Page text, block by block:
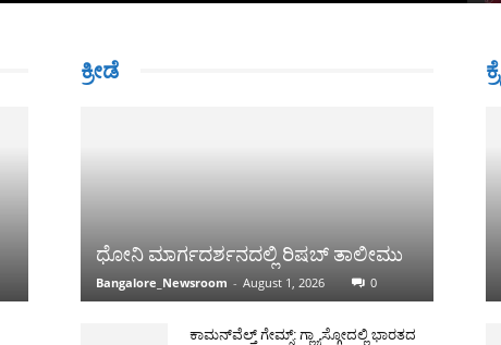
ಕ್ರೀಡೆ
ಧೋನಿ ಮಾರ್ಗದರ್ಶನದಲ್ಲಿ ರಿಷಬ್ ತಾಲೀಮು
Bangalore_Newsroom - August 1, 2026 0
ಕಾಮನ್‌ವೆಲ್ತ್ ಗೇಮ್ಸ್: ಗ್ಲ್ಯಾಸ್ಗೋದಲ್ಲಿ ಭಾರತದ